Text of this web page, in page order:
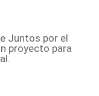
Juntos por el
proyecto para